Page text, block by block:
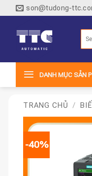
qua
son@tudong-
DANH MỤC SẢN
TRANG CHỦ /
-40%